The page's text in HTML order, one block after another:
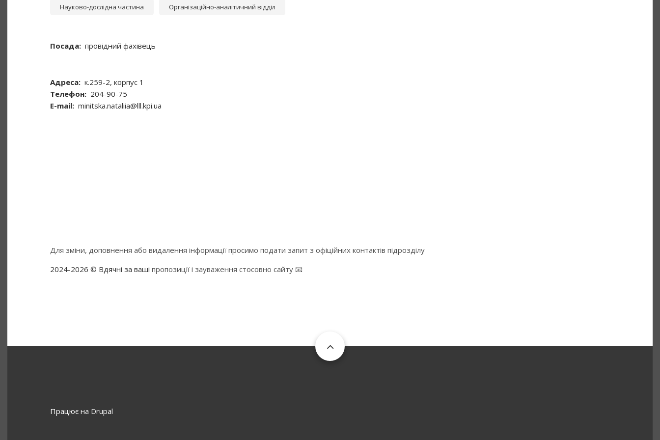
Науково-дослідна частина Організаційно-аналітичний відділ
Посада провідний фахівець
Адреса к.259-2, корпус 1
Телефон
204-90-75
Е-mail minitska.nataliia@lll.kpi.ua
Для зміни, доповнення або видалення інформації просимо подати запит з офіційних контактів підрозділу
2024-2026 © Вдячні за ваші пропозиції і зауваження стосовно сайту 📧
Працює на Drupal